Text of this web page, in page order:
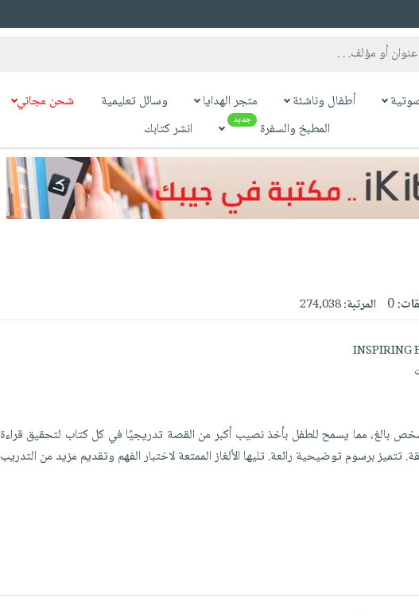
أطفال وناشئة متجر الهدايا وسائل تعليمية شحن مجاني
المطبخ والسفرة جديد انشر كتابك
0 المرتبة:274,038
INSPIRING
بالغ، مما يسمح للطفل بأخذ نصيب أكبر من القصة تدريجيًا في كل كتاب لتحقيق قراءة